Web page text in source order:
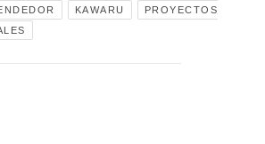
KAWARU
PROYECTOS